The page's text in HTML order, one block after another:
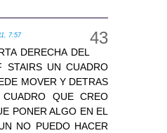
7:57
DERECHA DEL
STAIRS UN CUADRO
MOVER Y DETRAS
QUE CREO
PONER ALGO EN EL
NO PUEDO HACER